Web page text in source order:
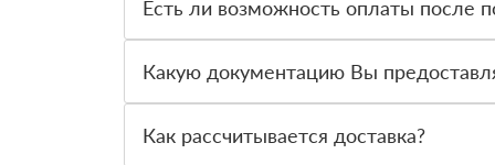
Есть ли возможность оплаты после
вправе от него отказаться.
Какую документацию Вы
Как рассчитывается доставка?